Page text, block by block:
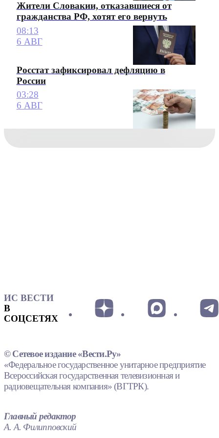
Жители Словакии, отказавшиеся от
гражданства РФ, хотят его вернуть
08:13
6 АВГ
Росстат зафиксировал дефляцию в
России
03:28
6 АВГ
ИС ВЕСТИ
В
СОЦСЕТЯХ
© Сетевое издание «Вести.Ру»
«Федеральное государственное унитарное предприятие
Всероссийская государственная телевизионная и
радиовещательная компания» (ВГТРК).
Главный редактор
А. А. Филипповский